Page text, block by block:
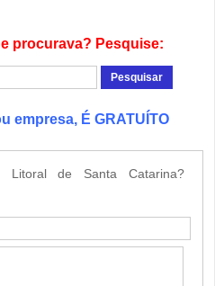
procurava? Pesquise:
empresa, É GRATUÍTO
Litoral de Santa Catarina?